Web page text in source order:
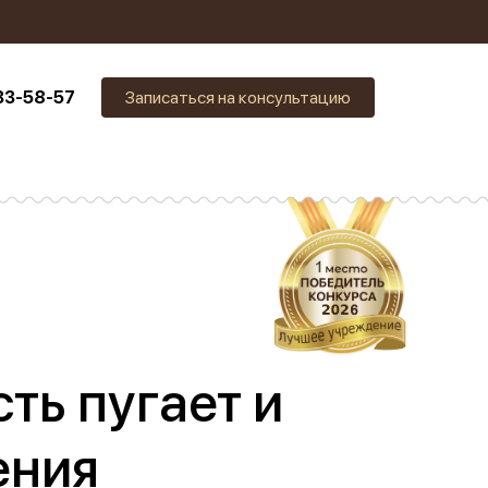
58-57 Записаться на консультацию
пугает и